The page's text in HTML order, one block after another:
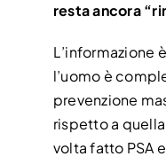
resta ancora
L’informazione
l’uomo è
prevenzione
rispetto a
volta fatto PSA